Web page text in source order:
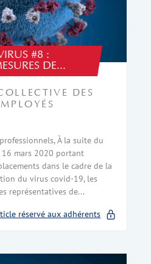
#8 :
DE...
DES
À la suite du
mars 2020 portant
dans le cadre de la
du virus covid-19, les
représentatives de...
réservé aux adhérents